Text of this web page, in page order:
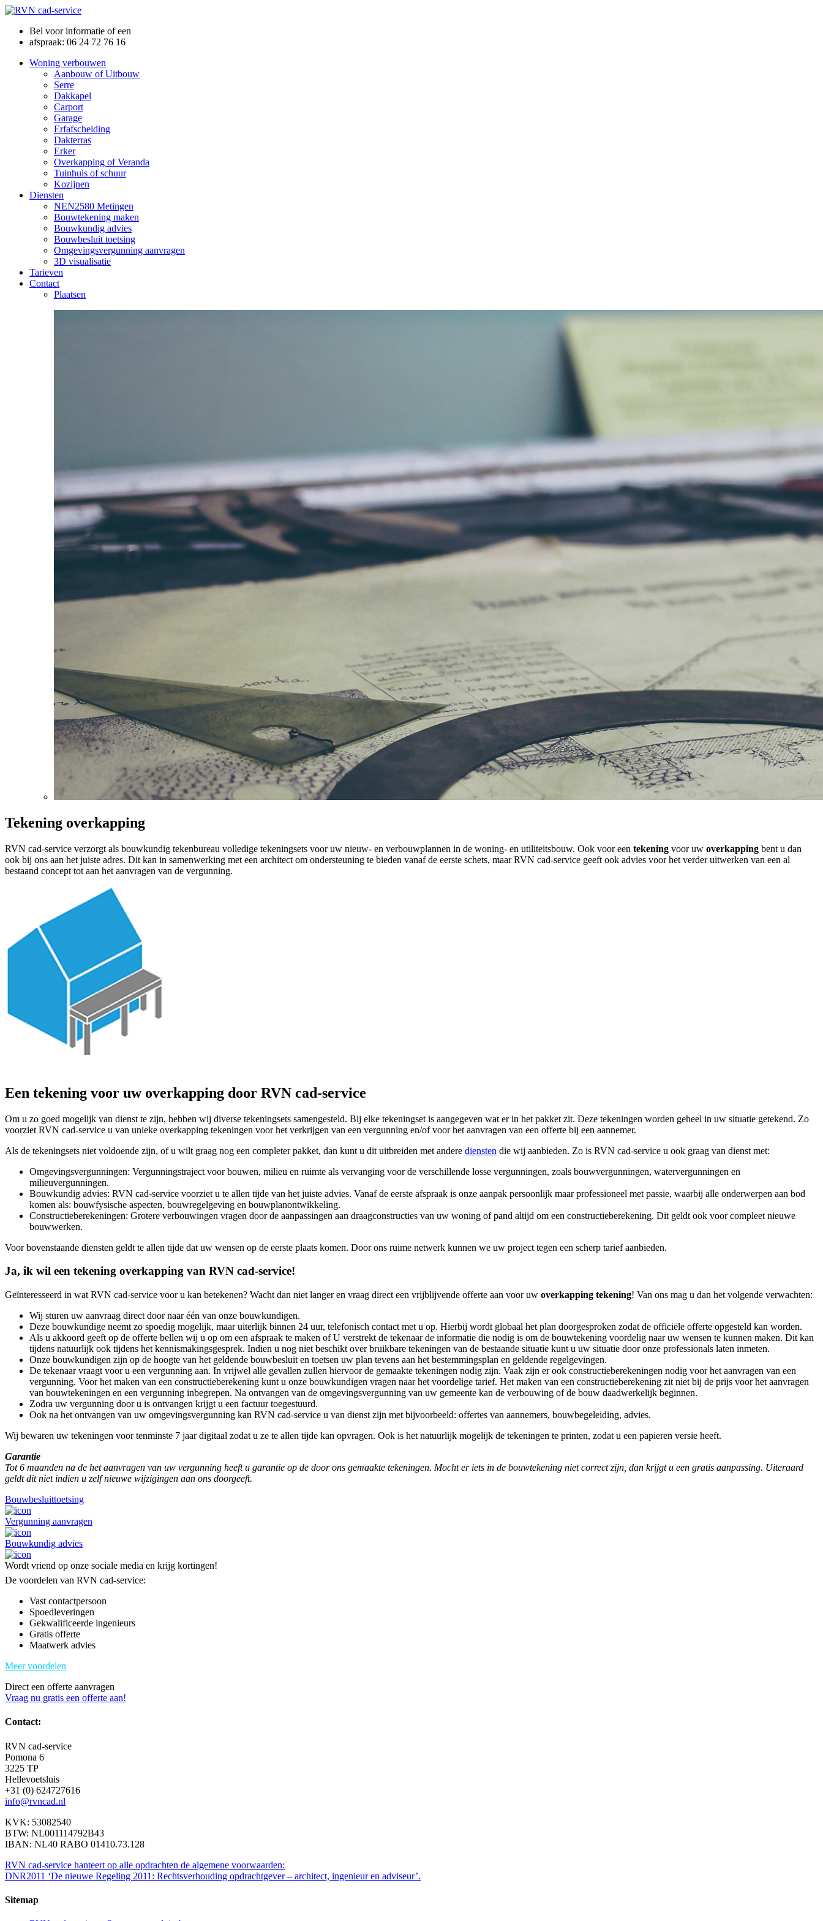
Bel voor informatie of een
afspraak: 06 24 72 76 16
Woning verbouwen
Aanbouw of Uitbouw
Serre
Dakkapel
Carport
Garage
Erfafscheiding
Dakterras
Erker
Overkapping of Veranda
Tuinhuis of schuur
Kozijnen
Diensten
NEN2580 Metingen
Bouwtekening maken
Bouwkundig advies
Bouwbesluit toetsing
Omgevingsvergunning aanvragen
3D visualisatie
Tarieven
Contact
Plaatsen
Tekening overkapping
RVN cad-service verzorgt als bouwkundig tekenbureau volledige tekeningsets voor uw nieuw- en verbouwplannen in de woning- en utiliteitsbouw. Ook voor een tekening voor uw overkapping bent u dan
ook bij ons aan het juiste adres. Dit kan in samenwerking met een architect om ondersteuning te bieden vanaf de eerste schets, maar RVN cad-service geeft ook advies voor het verder uitwerken van een al
bestaand concept tot aan het aanvragen van de vergunning.
Een tekening voor uw overkapping door RVN cad-service
Om u zo goed mogelijk van dienst te zijn, hebben wij diverse tekeningsets samengesteld. Bij elke tekeningset is aangegeven wat er in het pakket zit. Deze tekeningen worden geheel in uw situatie getekend. Zo
voorziet RVN cad-service u van unieke overkapping tekeningen voor het verkrijgen van een vergunning en/of voor het aanvragen van een offerte bij een aannemer.
Als de tekeningsets niet voldoende zijn, of u wilt graag nog een completer pakket, dan kunt u dit uitbreiden met andere diensten die wij aanbieden. Zo is RVN cad-service u ook graag van dienst met:
Omgevingsvergunningen: Vergunningstraject voor bouwen, milieu en ruimte als vervanging voor de verschillende losse vergunningen, zoals bouwvergunningen, watervergunningen en
milieuvergunningen.
Bouwkundig advies: RVN cad-service voorziet u te allen tijde van het juiste advies. Vanaf de eerste afspraak is onze aanpak persoonlijk maar professioneel met passie, waarbij alle onderwerpen aan bod
komen als: bouwfysische aspecten, bouwregelgeving en bouwplanontwikkeling.
Constructieberekeningen: Grotere verbouwingen vragen door de aanpassingen aan draagconstructies van uw woning of pand altijd om een constructieberekening. Dit geldt ook voor compleet nieuwe
bouwwerken.
Voor bovenstaande diensten geldt te allen tijde dat uw wensen op de eerste plaats komen. Door ons ruime netwerk kunnen we uw project tegen een scherp tarief aanbieden.
Ja, ik wil een tekening overkapping van RVN cad-service!
Geïnteresseerd in wat RVN cad-service voor u kan betekenen? Wacht dan niet langer en vraag direct een vrijblijvende offerte aan voor uw overkapping tekening! Van ons mag u dan het volgende verwachten:
Wij sturen uw aanvraag direct door naar één van onze bouwkundigen.
Deze bouwkundige neemt zo spoedig mogelijk, maar uiterlijk binnen 24 uur, telefonisch contact met u op. Hierbij wordt globaal het plan doorgesproken zodat de officiële offerte opgesteld kan worden.
Als u akkoord geeft op de offerte bellen wij u op om een afspraak te maken of U verstrekt de tekenaar de informatie die nodig is om de bouwtekening voordelig naar uw wensen te kunnen maken. Dit kan
tijdens natuurlijk ook tijdens het kennismakingsgesprek. Indien u nog niet beschikt over bruikbare tekeningen van de bestaande situatie kunt u uw situatie door onze professionals laten inmeten.
Onze bouwkundigen zijn op de hoogte van het geldende bouwbesluit en toetsen uw plan tevens aan het bestemmingsplan en geldende regelgevingen.
De tekenaar vraagt voor u een vergunning aan. In vrijwel alle gevallen zullen hiervoor de gemaakte tekeningen nodig zijn. Vaak zijn er ook constructieberekeningen nodig voor het aanvragen van een
vergunning. Voor het maken van een constructieberekening kunt u onze bouwkundigen vragen naar het voordelige tarief. Het maken van een constructieberekening zit niet bij de prijs voor het aanvragen
van bouwtekeningen en een vergunning inbegrepen. Na ontvangen van de omgevingsvergunning van uw gemeente kan de verbouwing of de bouw daadwerkelijk beginnen.
Zodra uw vergunning door u is ontvangen krijgt u een factuur toegestuurd.
Ook na het ontvangen van uw omgevingsvergunning kan RVN cad-service u van dienst zijn met bijvoorbeeld: offertes van aannemers, bouwbegeleiding, advies.
Wij bewaren uw tekeningen voor tenminste 7 jaar digitaal zodat u ze te allen tijde kan opvragen. Ook is het natuurlijk mogelijk de tekeningen te printen, zodat u een papieren versie heeft.
Garantie
Tot 6 maanden na de het aanvragen van uw vergunning heeft u garantie op de door ons gemaakte tekeningen. Mocht er iets in de bouwtekening niet correct zijn, dan krijgt u een gratis aanpassing. Uiteraard
geldt dit niet indien u zelf nieuwe wijzigingen aan ons doorgeeft.
Bouwbesluittoetsing
Vergunning aanvragen
Bouwkundig advies
Wordt vriend op onze sociale media en krijg kortingen!
De voordelen van RVN cad-service:
Vast contactpersoon
Spoedleveringen
Gekwalificeerde ingenieurs
Gratis offerte
Maatwerk advies
Meer voordelen
Direct een offerte aanvragen
Vraag nu gratis een offerte aan!
Contact:
RVN cad-service
Pomona 6
3225 TP
Hellevoetsluis
+31 (0) 624727616
info@rvncad.nl
KVK: 53082540
BTW: NL001114792B43
IBAN: NL40 RABO 01410.73.128
RVN cad-service hanteert op alle opdrachten de algemene voorwaarden:
DNR2011 ‘De nieuwe Regeling 2011: Rechtsverhouding opdrachtgever – architect, ingenieur en adviseur’.
Sitemap